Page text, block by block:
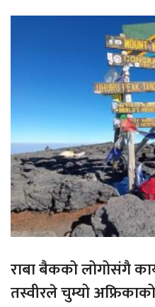
राबा बैकको लोगोसंगै
तस्वीरले चुम्यो